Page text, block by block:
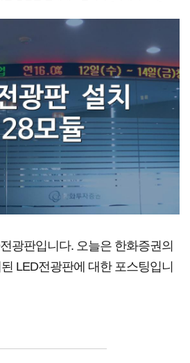
광판입니다. 오늘은 한화증권의
LED전광판에 대한 포스팅입니